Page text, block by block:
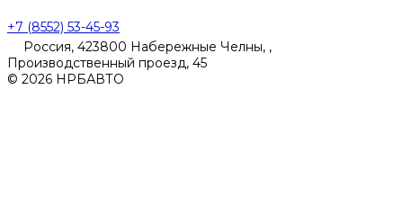
+7 (8552) 53-45-93
Россия, 423800 Набережные Челны, ,
Производственный проезд, 45
© 2026 НРБАВТО